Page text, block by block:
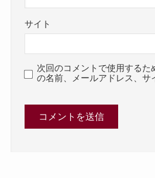
サイト
次回のコメントで使用するた
の名前、メールアドレス、サ